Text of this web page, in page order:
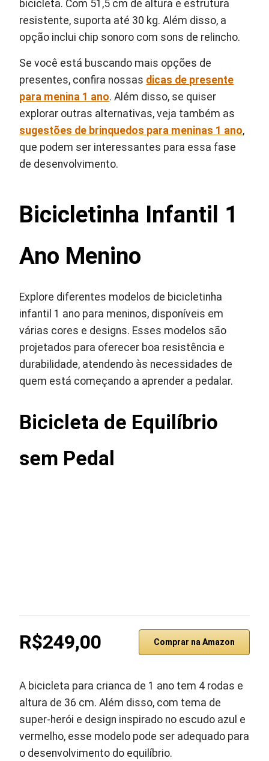
bicicleta. Com 51,5 cm de altura e estrutura
resistente, suporta até 30 kg. Além disso, a
opção inclui chip sonoro com sons de relincho.
Se você está buscando mais opções de
presentes, confira nossas dicas de presente
para menina 1 ano. Além disso, se quiser
explorar outras alternativas, veja também as
sugestões de brinquedos para meninas 1 ano,
que podem ser interessantes para essa fase
de desenvolvimento.
Bicicletinha Infantil 1
Ano Menino
Explore diferentes modelos de bicicletinha
infantil 1 ano para meninos, disponíveis em
várias cores e designs. Esses modelos são
projetados para oferecer boa resistência e
durabilidade, atendendo às necessidades de
quem está começando a aprender a pedalar.
Bicicleta de Equilíbrio
sem Pedal
R$249,00 Comprar na Amazon
A bicicleta para crianca de 1 ano tem 4 rodas e
altura de 36 cm. Além disso, com tema de
super-herói e design inspirado no escudo azul e
vermelho, esse modelo pode ser adequado para
o desenvolvimento do equilíbrio.